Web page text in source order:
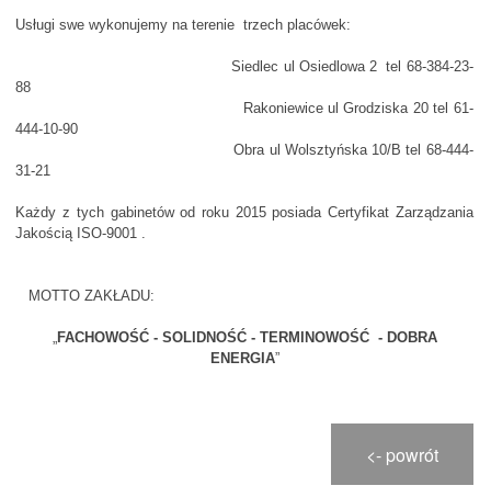
Usługi swe wykonujemy na terenie trzech placówek:
Siedlec ul Osiedlowa 2 tel 68-384-23-
88
Rakoniewice ul Grodziska 20 tel 61-
444-10-90
Obra ul Wolsztyńska 10/B tel 68-444-
31-21
Każdy z tych gabinetów od roku 2015 posiada Certyfikat Zarządzania
Jakością ISO-9001 .
MOTTO ZAKŁADU:
FACHOWOŚĆ - SOLIDNOŚĆ - TERMINOWOŚĆ - DOBRA
ENERGIA”
<- powrót